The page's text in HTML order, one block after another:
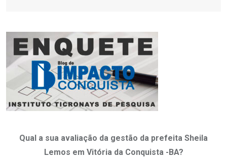
Qual a sua avaliação da gestão da prefeita Sheila
Lemos em Vitória da Conquista -BA?